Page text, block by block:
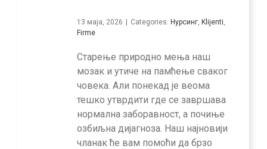
13 маја, 2026 | Categories: Нурсинг Klijenti
Firme
Старење природно мења наш
мозак и утиче на памћење сваког
човека. Али понекад је веома
тешко утврдити где се завршава
нормална заборавност, а почиње
озбиљна дијагноза. Наш најновији
чланак ће вам помоћи да брзо